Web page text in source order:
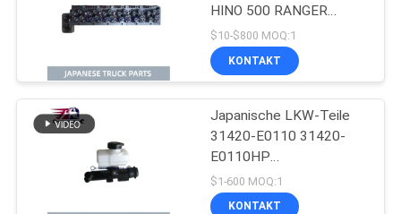
HINO 500 RANGER
J08C-UJ J08CT OEM
11101-E0541
$10-$800 MOQ:1
KONTAKT
Japanische LKW-Teile
31420-E0110 31420-
E0110HP
Kupplungsnehmerzylinder
für HINO 500 J08E
$1-600 MOQ:1
KONTAKT